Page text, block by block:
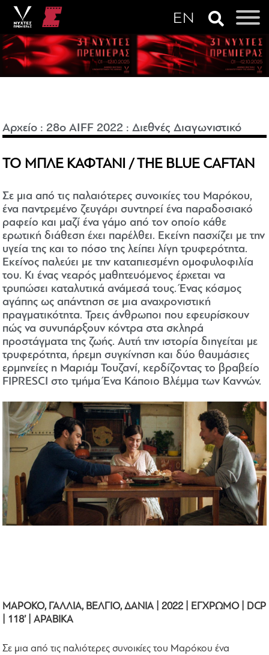
Αρχείο :28o AIFF 2022 :Διεθνές Διαγωνιστικό
ΤΟ ΜΠΛΕ ΚΑΦΤΑΝΙ / THE BLUE CAFTAN
Σε μια από τις παλαιότερες συνοικίες του Μαρόκου,
ένα παντρεμένο ζευγάρι συντηρεί ένα παραδοσιακό
ραφείο και μαζί ένα γάμο από τον οποίο κάθε
ερωτική διάθεση έχει παρέλθει. Εκείνη πασχίζει με την
υγεία της και το πόσο της λείπει λίγη τρυφερότητα.
Εκείνος παλεύει με την καταπιεσμένη ομοφυλοφιλία
του. Κι ένας νεαρός μαθητευόμενος έρχεται να
τρυπώσει καταλυτικά ανάμεσά τους. Ένας κόσμος
αγάπης ως απάντηση σε μια αναχρονιστική
πραγματικότητα. Τρεις άνθρωποι που εφευρίσκουν
πώς να συνυπάρξουν κόντρα στα σκληρά
προστάγματα της ζωής. Αυτή την ιστορία διηγείται με
τρυφερότητα, ήρεμη συγκίνηση και δύο θαυμάσιες
ερμηνείες η Μαριάμ Τουζανί, κερδίζοντας το βραβείο
FIPRESCI στο τμήμα Ένα Κάποιο Βλέμμα των Καννών.
ΜΑΡΟΚΟ, ΓΑΛΛΙΑ, ΒΕΛΓΙΟ, ΔΑΝΙΑ | 2022 | ΕΓΧΡΩΜΟ | DCP
| 118’ | ΑΡΑΒΙΚΑ
Σε μια από τις παλιότερες συνοικίες του Μαρόκου ένα